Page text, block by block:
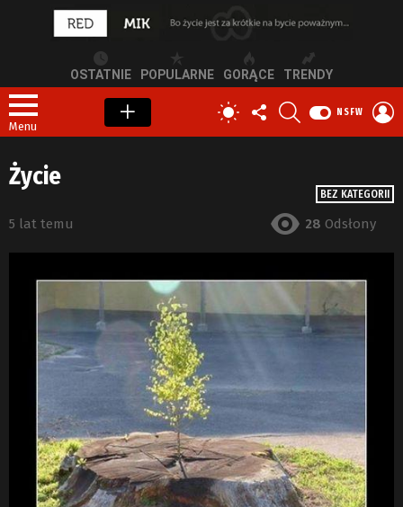
OSTATNIE POPULARNE GORĄCE TRENDY
Menu
PRZEŁĄCZ
SKÓRKĘ
OBSERWUJ
NAS
NSFW
BEZ KATEGORII
Życie
5 lat temu 28 Odsłony